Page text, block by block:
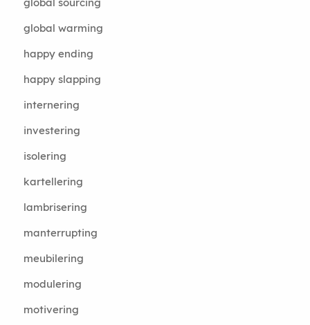
global warming
happy ending
happy slapping
internering
investering
isolering
kartellering
lambrisering
manterrupting
meubilering
modulering
motivering